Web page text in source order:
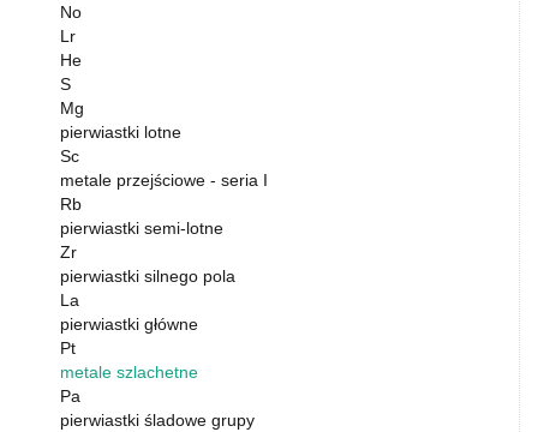
No
Lr
He
S
Mg
pierwiastki lotne
Sc
metale przejściowe - seria I
Rb
pierwiastki semi-lotne
Zr
pierwiastki silnego pola
La
pierwiastki główne
Pt
metale szlachetne
Pa
pierwiastki śladowe grupy